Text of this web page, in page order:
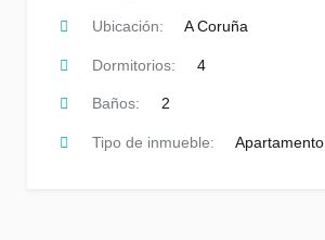
Ubicación: A Coruña
Dormitorios: 4
Baños: 2
Tipo de inmueble: Apartamento